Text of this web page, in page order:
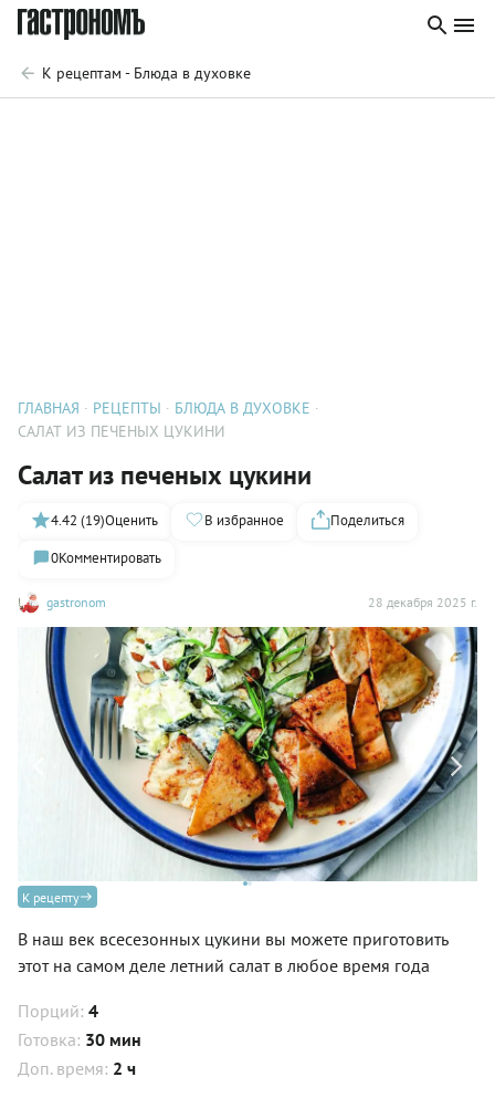
К рецептам - Блюда в духовке
ГЛАВНАЯ РЕЦЕПТЫ
БЛЮДА В ДУХОВКЕ
САЛАТ ИЗ ПЕЧЕНЫХ ЦУКИНИ
Салат из печеных цукини
gastronom 28 декабря 2025 г.
4.42 (19)Оценить В избранное
Поделиться
0Комментировать
К рецепту
В наш век всесезонных цукини вы можете приготовить
этот на самом деле летний салат в любое время года
Порций: 4
Готовка: 30 мин
Доп. время: 2 ч